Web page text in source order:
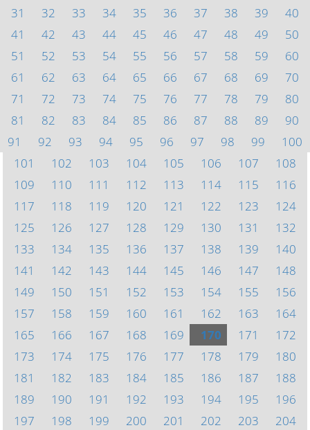
31
32 33 34 35 36 37 38 39
40
41
42 43 44 45 46 47 48 49
50
51
52 53 54 55 56 57 58 59
60
61
62 63 64 65 66 67 68 69
70
71
72 73 74 75 76 77 78 79
80
81
82 83 84 85 86 87 88 89
90
91
92 93 94 95 96 97 98 99
100
101
102 103 104 105 106 107
108
109
110 111 112 113 114 115
116
117
118 119 120 121 122 123
124
125
126 127 128 129 130 131
132
133
134 135 136 137 138 139
140
141
142 143 144 145 146 147
148
149
150 151 152 153 154 155
156
157
158 159 160 161 162 163
164
165
166 167 168 169 170 171
172
173
174 175 176 177 178 179
180
181
182 183 184 185 186 187
188
189
190 191 192 193 194 195
196
197
198 199 200 201 202 203
204